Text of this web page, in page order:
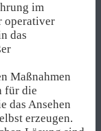
im
operativer
das
Maßnahmen
für die
das Ansehen
erzeugen.